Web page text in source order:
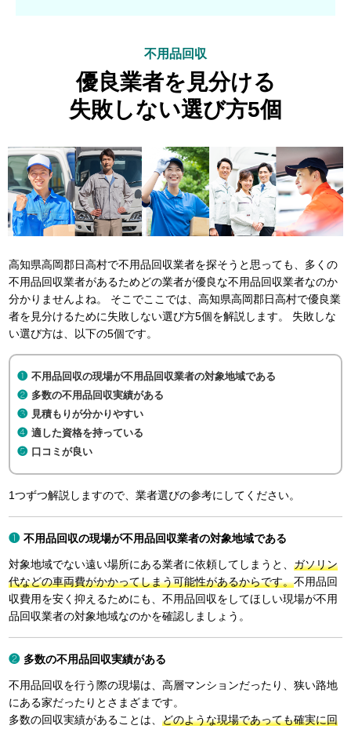
不用品回収
優良業者を見分ける
失敗しない選び方5個
高知県高岡郡日高村で不用品回収業者を探そうと思っても、多くの
不用品回収業者があるためどの業者が優良な不用品回収業者なのか
分かりませんよね。 そこでここでは、高知県高岡郡日高村で優良業
者を見分けるために失敗しない選び方5個を解説します。 失敗しな
い選び方は、以下の5個です。
不用品回収の現場が不用品回収業者の対象地域である
多数の不用品回収実績がある
見積もりが分かりやすい
適した資格を持っている
口コミが良い
1つずつ解説しますので、業者選びの参考にしてください。
不用品回収の現場が不用品回収業者の対象地域である
対象地域でない遠い場所にある業者に依頼してしまうと、ガソリン
代などの車両費がかかってしまう可能性があるからです。不用品回
収費用を安く抑えるためにも、不用品回収をしてほしい現場が不用
品回収業者の対象地域なのかを確認しましょう。
多数の不用品回収実績がある
不用品回収を行う際の現場は、高層マンションだったり、狭い路地
にある家だったりとさまざまです。
多数の回収実績があることは、どのような現場であっても確実に回